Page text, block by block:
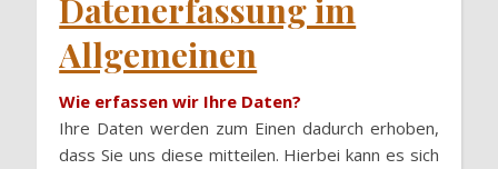
Datenerfassung im
Allgemeinen
Wie erfassen wir Ihre Daten?
Ihre Daten werden zum Einen dadurch erhoben,
dass Sie uns diese mitteilen. Hierbei kann es sich